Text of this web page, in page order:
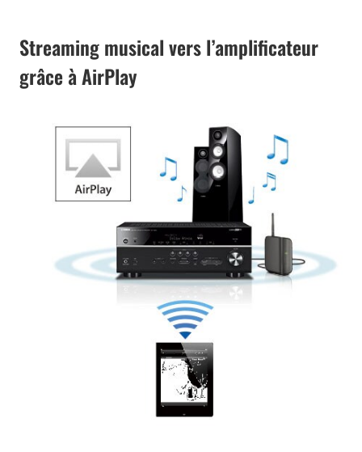
Streaming musical vers l’amplificateur
grâce à AirPlay